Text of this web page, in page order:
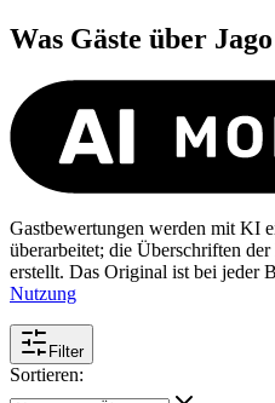
Was Gäste über Jago
Gastbewertungen werden mit KI
überarbeitet; die Überschriften
erstellt. Das Original ist bei jeder
Nutzung
Filter
Sortieren: